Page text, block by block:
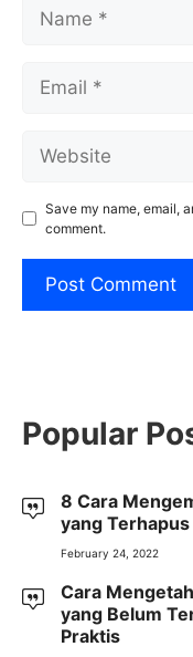
Save my name, email,
comment.
Popular
8 Cara
yang
February 24, 2022
Cara
yang Belum
Praktis